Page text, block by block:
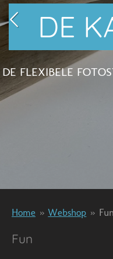
DE
DE FLEXIBELE
Home » Webshop » Fun
Fun